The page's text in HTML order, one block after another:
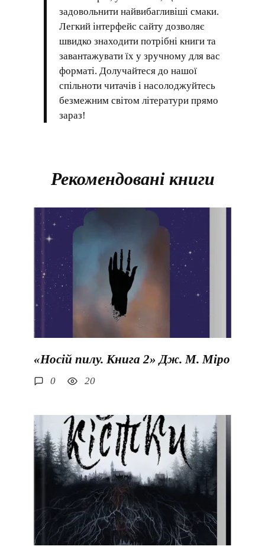
задовольнити найвибагливіші смаки.
Легкий інтерфейс сайту дозволяє
швидко знаходити потрібні книги та
завантажувати їх у зручному для вас
форматі. Долучайтеся до нашої
спільноти читачів і насолоджуйтесь
безмежним світом літератури прямо
зараз!
Рекомендовані книги
«Носій пилу. Книга 2» Дж. М. Міро
0 20